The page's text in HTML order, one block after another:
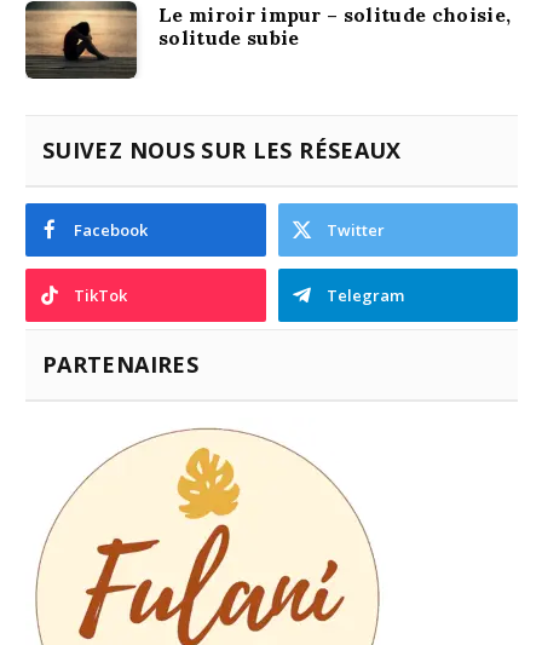
Le miroir impur – solitude choisie,
solitude subie
SUIVEZ NOUS SUR LES RÉSEAUX
Facebook Twitter
TikTok Telegram
PARTENAIRES